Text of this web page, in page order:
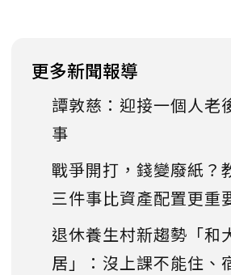
更多新聞報導
譚敦慈：迎接一個人老
事
戰爭開打，錢變廢紙？
三件事比資產配置更重
退休養生村新趨勢「和
居」：沒上課不能住、